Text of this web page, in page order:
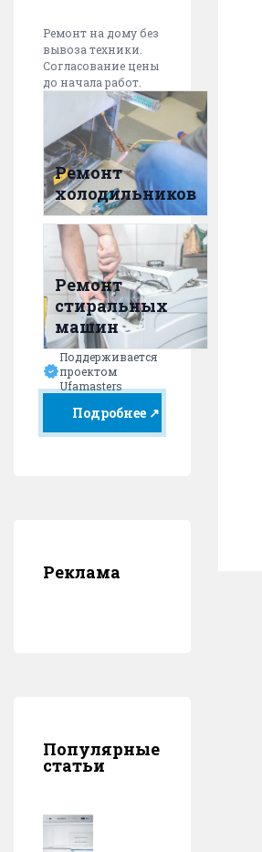
Ремонт на дому без
вывоза техники.
Согласование цены
до начала работ.
Ремонт
холодильников
Ремонт
стиральных
машин
Поддерживается
проектом
Ufamasters
Подробнее ↗
Реклама
Популярные
статьи